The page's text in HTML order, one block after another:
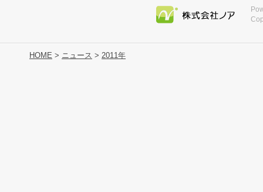
HOME > ニュース > 2011年